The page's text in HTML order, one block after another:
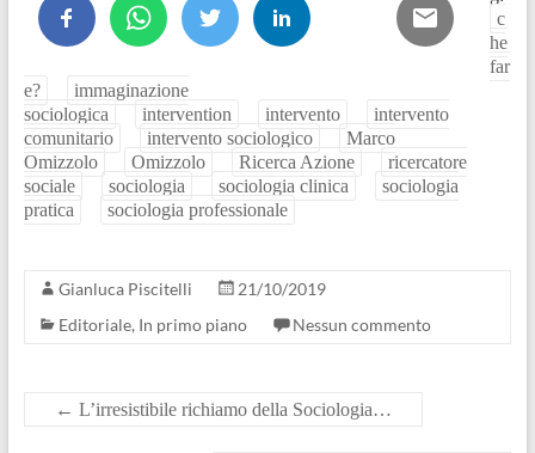
c
he
far
e?
immaginazione
sociologica
intervention intervento
intervento
comunitario
intervento sociologico
Marco
Omizzolo
Omizzolo Ricerca Azione
ricercatore
sociale
sociologia sociologia clinica
sociologia
pratica
sociologia professionale
Gianluca Piscitelli
21/10/2019
Editoriale, In primo piano Nessun commento
← L’irresistibile richiamo della Sociologia…